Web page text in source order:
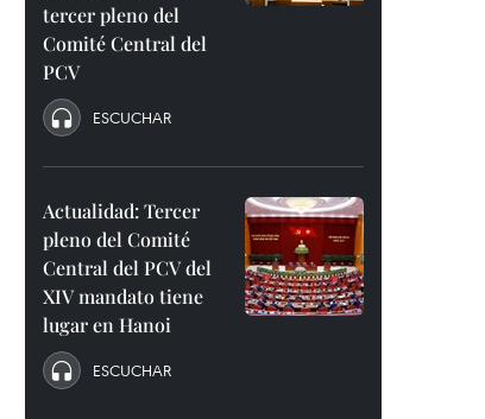
tercer pleno del
Comité Central del
PCV
ESCUCHAR
Actualidad: Tercer
pleno del Comité
Central del PCV del
XIV mandato tiene
lugar en Hanoi
ESCUCHAR